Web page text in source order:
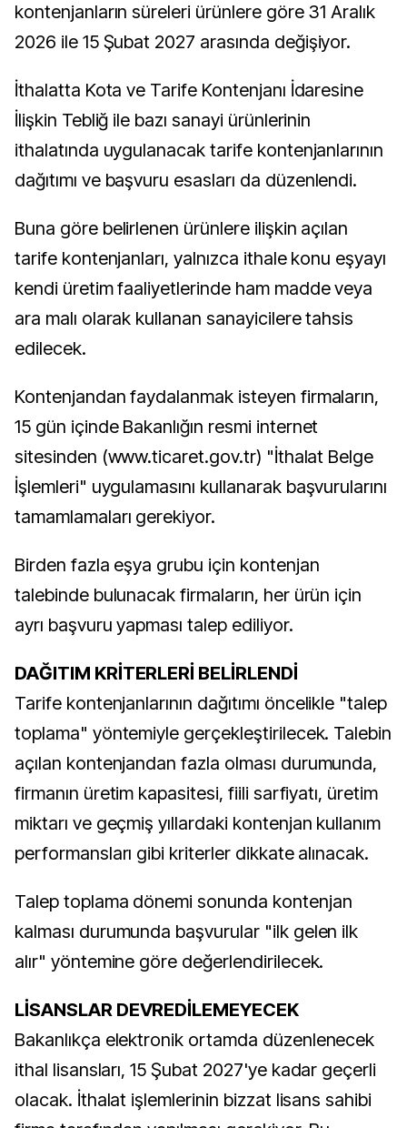
kontenjanların süreleri ürünlere göre 31 Aralık
2026 ile 15 Şubat 2027 arasında değişiyor.
İthalatta Kota ve Tarife Kontenjanı İdaresine
İlişkin Tebliğ ile bazı sanayi ürünlerinin
ithalatında uygulanacak tarife kontenjanlarının
dağıtımı ve başvuru esasları da düzenlendi.
Buna göre belirlenen ürünlere ilişkin açılan
tarife kontenjanları, yalnızca ithale konu eşyayı
kendi üretim faaliyetlerinde ham madde veya
ara malı olarak kullanan sanayicilere tahsis
edilecek.
Kontenjandan faydalanmak isteyen firmaların,
15 gün içinde Bakanlığın resmi internet
sitesinden (www.ticaret.gov.tr) "İthalat Belge
İşlemleri" uygulamasını kullanarak başvurularını
tamamlamaları gerekiyor.
Birden fazla eşya grubu için kontenjan
talebinde bulunacak firmaların, her ürün için
ayrı başvuru yapması talep ediliyor.
DAĞITIM KRİTERLERİ BELİRLENDİ
Tarife kontenjanlarının dağıtımı öncelikle "talep
toplama" yöntemiyle gerçekleştirilecek. Talebin
açılan kontenjandan fazla olması durumunda,
firmanın üretim kapasitesi, fiili sarfiyatı, üretim
miktarı ve geçmiş yıllardaki kontenjan kullanım
performansları gibi kriterler dikkate alınacak.
Talep toplama dönemi sonunda kontenjan
kalması durumunda başvurular "ilk gelen ilk
alır" yöntemine göre değerlendirilecek.
LİSANSLAR DEVREDİLEMEYECEK
Bakanlıkça elektronik ortamda düzenlenecek
ithal lisansları, 15 Şubat 2027'ye kadar geçerli
olacak. İthalat işlemlerinin bizzat lisans sahibi